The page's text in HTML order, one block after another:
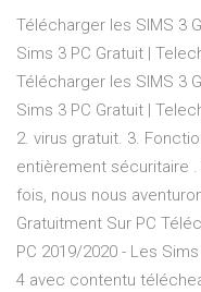
Télécharger les SIMS 3
Sims 3 PC Gratuit |
Télécharger les SIMS 3
Sims 3 PC Gratuit |
2. virus gratuit. 3.
entièrement sécuritaire .
fois, nous nous
Gratuitment Sur PC
PC 2019/2020 - Les
4 avec contentu